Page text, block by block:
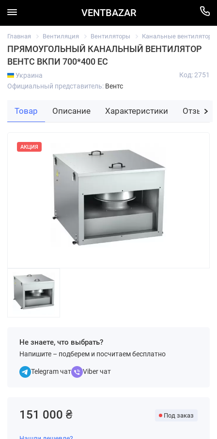
VENTBAZAR
Главная Вентиляция Вентиляторы Канальные вентиляторы
ПРЯМОУГОЛЬНЫЙ КАНАЛЬНЫЙ ВЕНТИЛЯТОР
ВЕНТС ВКПИ 700*400 ЕС
Украина
Официальный представитель: Вентс
Код: 2751
АКЦИЯ
Не знаете, что выбрать?
Напишите – подберем и посчитаем бесплатно
Telegram чат Viber чат
151 000 ₴ Под заказ
Товар Описание Характеристики Отзывы